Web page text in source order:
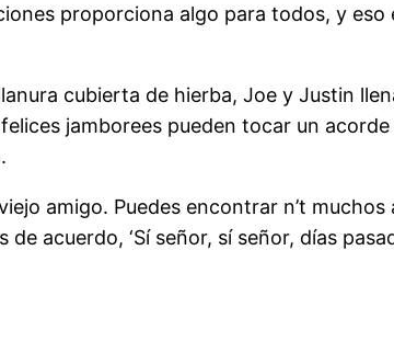
proporciona algo para todos, y eso
cubierta de hierba, Joe y Justin
jamborees pueden tocar un
amigo. Puedes encontrar n’t
acuerdo, ‘Sí señor, sí señor, días